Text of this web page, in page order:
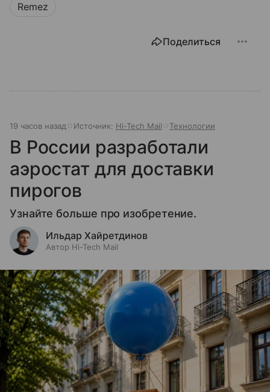
Remez
Поделиться
19 часов назад Источник: Hi-Tech Mail Технологии
В России разработали
аэростат для доставки
пирогов
Узнайте больше про изобретение.
Ильдар Хайретдинов
Автор Hi-Tech Mail